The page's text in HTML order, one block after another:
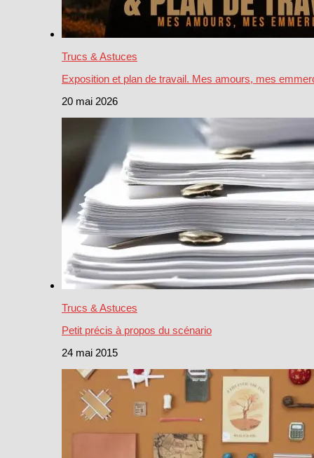
Trucs & Astuces
Exposition et plan de travail. Mes amours, mes
20 mai 2026
Trucs & Astuces
Petit précis à propos du scénario
24 mai 2015